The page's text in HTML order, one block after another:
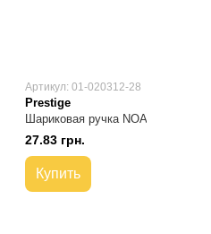
Артикул: 01-020312-28
Prestige
Шариковая ручка NOA
27.83 грн.
Купить